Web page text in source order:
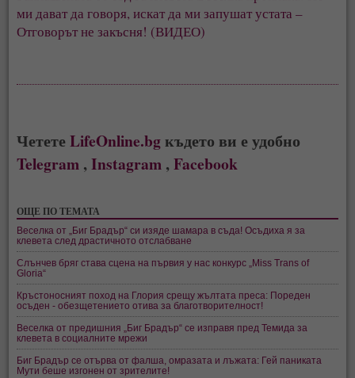
ми дават да говоря, искат да ми запушат устата –
Отговорът не закъсня! (ВИДЕО)
ЧететеLifeOnline.bgкъдето ви е удобно
Telegram ,Instagram ,Facebook
ОЩЕ ПО ТЕМАТА
Веселка от „Биг Брадър“ си изяде шамара в съда! Осъдиха я за
клевета след драстичното отслабване
Слънчев бряг става сцена на първия у нас конкурс „Miss Trans of
Gloria“
Кръстоносният поход на Глория срещу жълтата преса: Пореден
осъден - обезщетението отива за благотворителност!
Веселка от предишния „Биг Брадър“ се изправя пред Темида за
клевета в социалните мрежи
Биг Брадър се отърва от фалша, омразата и лъжата: Гей паниката
Мути беше изгонен от зрителите!